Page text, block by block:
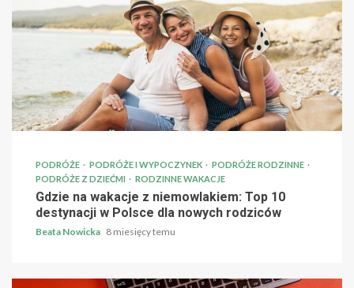
PODRÓŻE PODRÓŻE I WYPOCZYNEK
PODRÓŻE RODZINNE
PODRÓŻE Z DZIEĆMI
RODZINNE WAKACJE
Gdzie na wakacje z niemowlakiem: Top 10
destynacji w Polsce dla nowych rodziców
Beata Nowicka 8 miesięcy temu